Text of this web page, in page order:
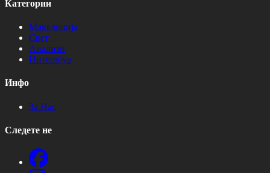
Категории
Македонија
Свет
Анализи
Интервјуа
Инфо
За Нас
Следете не